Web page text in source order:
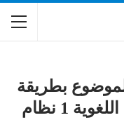
بطريقة
فواز الحربي مادة الكفايات اللغوية 1 نظام